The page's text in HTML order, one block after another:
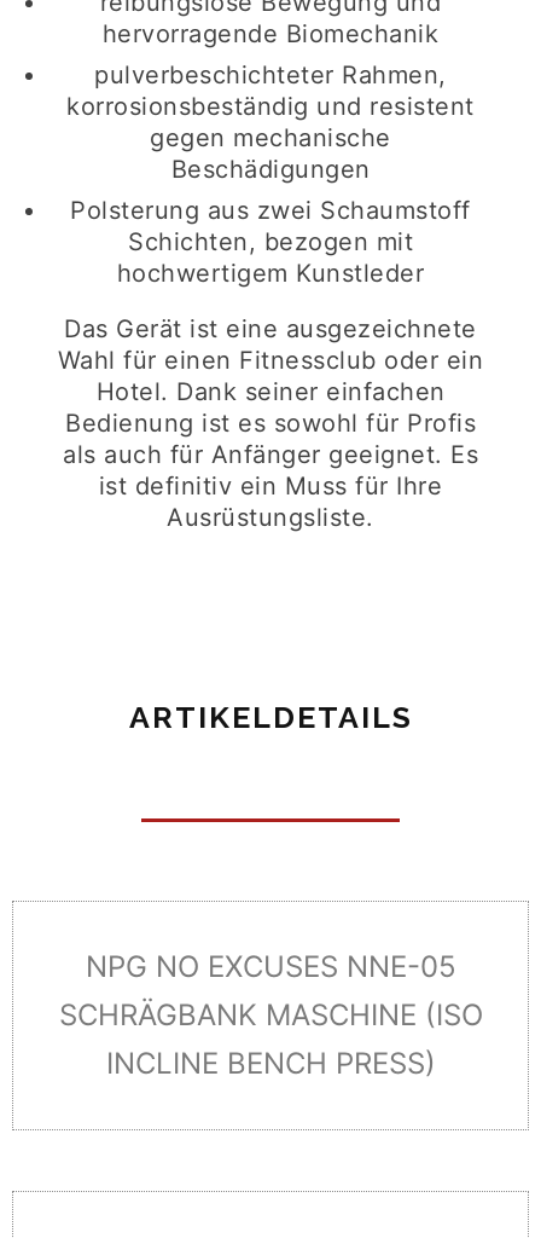
hervorragende Biomechanik
pulverbeschichteter Rahmen,
korrosionsbeständig und resistent
gegen mechanische
Beschädigungen
Polsterung aus zwei Schaumstoff
Schichten, bezogen mit
hochwertigem Kunstleder
Das Gerät ist eine ausgezeichnete
Wahl für einen Fitnessclub oder ein
Hotel. Dank seiner einfachen
Bedienung ist es sowohl für Profis
als auch für Anfänger geeignet. Es
ist definitiv ein Muss für Ihre
Ausrüstungsliste.
ARTIKELDETAILS
NPG NO EXCUSES NNE-05
SCHRÄGBANK MASCHINE (ISO
INCLINE BENCH PRESS)